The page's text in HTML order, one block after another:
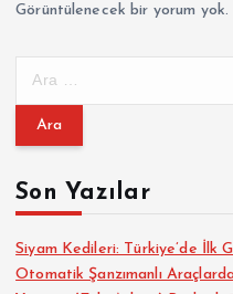
Görüntülenecek bir yorum yok.
m
:Son Yazılar
Siyam Kedileri: Türkiye’de İlk
Otomatik Şanzımanlı